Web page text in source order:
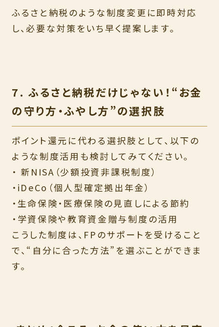
ふるさと納税のような制度変更に即時対応
し、必要な対策をいち早く提案します。
7. ふるさと納税だけじゃない！“お金
の守り方・ふやし方”の選択肢
ポイント還元に代わる選択肢として、以下の
ような制度活用も検討してみてください。
・ 新NISA（少額投資非課税制度）
・iDeCo（個人型確定拠出年金）
・生命保険・医療保険の見直しによる節約
・学資保険や教育資金贈与制度の活用
こうした制度は、FPのサポートを受けること
で、“自分に合った方法”を選ぶことができま
す。